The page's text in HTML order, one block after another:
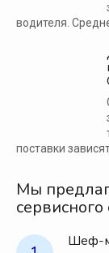
водителя.
поставки
Мы
Шеф-